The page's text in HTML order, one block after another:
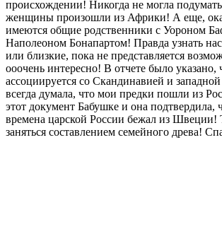
происхождении! Никогда не могла
женщины произошли из Африки! А еще,
имеются общие родственники с Уороном
Наполеоном Бонапартом! Правда узнать
или близкие, пока не представляется
ооочень интересно! В отчете было указано,
ассоциируется со Скандинавией и
всегда думала, что мои предки пошли из
этот документ Бабушке и она подтвердила,
времена царской России бежал из Швеции!
заняться составлением семейного древа!